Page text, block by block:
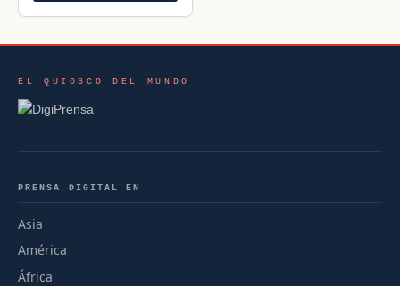
EL QUIOSCO DEL MUNDO
PRENSA DIGITAL EN
Asia
América
África